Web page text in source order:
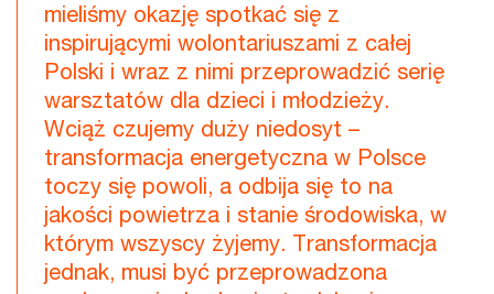
mieliśmy okazję spotkać się z
inspirującymi wolontariuszami z całej
Polski i wraz z nimi przeprowadzić serię
warsztatów dla dzieci i młodzieży.
Wciąż czujemy duży niedosyt –
transformacja energetyczna w Polsce
toczy się powoli, a odbija się to na
jakości powietrza i stanie środowiska, w
którym wszyscy żyjemy. Transformacja
jednak, musi być przeprowadzona